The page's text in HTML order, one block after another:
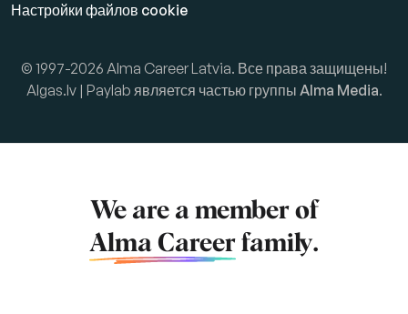
Настройки файлов cookie
© 1997-2026 Alma Career Latvia. Все права защищены!
Algas.lv | Paylab является частью группы Alma Media.
We are a member of
Alma Career family.